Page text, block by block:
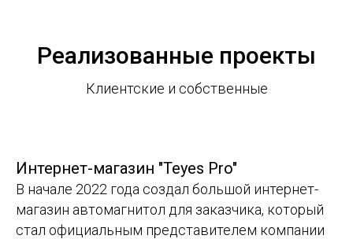
Реализованные проекты
Клиентские и собственные
Интернет-магазин "Teyes Pro"
В начале 2022 года создал большой интернет-
магазин автомагнитол для заказчика, который
стал официальным представителем компании